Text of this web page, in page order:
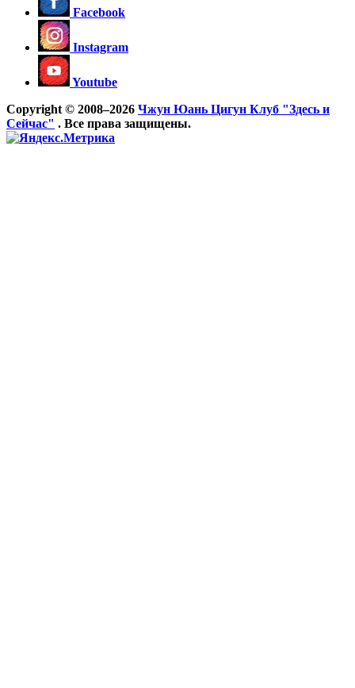
Facebook
Instagram
Youtube
Copyright © 2008–2026 Чжун Юань Цигун Клуб "Здесь и
Сейчас" . Все права защищены.